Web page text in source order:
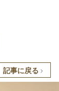
記事に戻る